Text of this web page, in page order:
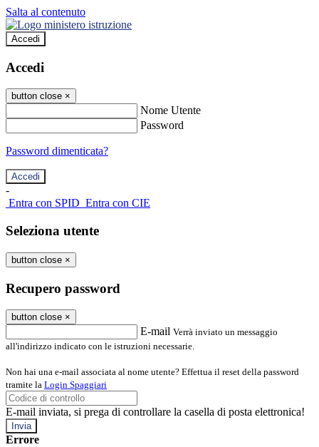
Salta al contenuto
Accedi
Accedi
button close ×
Nome Utente
Password
Password dimenticata?
-
Entra con SPID Entra con CIE
Seleziona utente
button close ×
Recupero password
button close ×
E-mail Verrà inviato un messaggio
all'indirizzo indicato con le istruzioni necessarie.
Non hai una e-mail associata al nome utente? Effettua il reset della password
tramite la Login Spaggiari
E-mail inviata, si prega di controllare la casella di posta elettronica!
Errore